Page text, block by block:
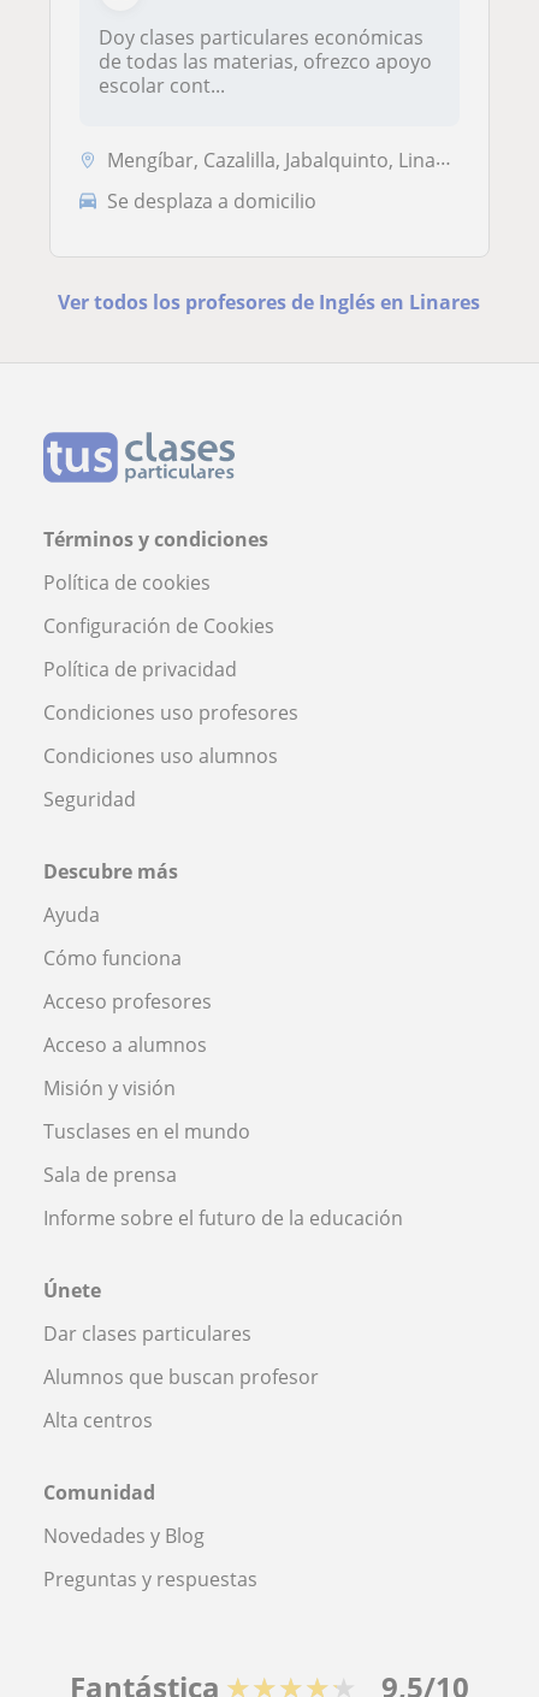
Doy clases particulares económicas
de todas las materias, ofrezco apoyo
escolar cont...
Mengíbar, Cazalilla, Jabalquinto, Linares, Jaén Capital
Se desplaza a domicilio
Ver todos los profesores de Inglés en Linares
Términos y condiciones
Política de cookies
Configuración de Cookies
Política de privacidad
Condiciones uso profesores
Condiciones uso alumnos
Seguridad
Descubre más
Ayuda
Cómo funciona
Acceso profesores
Acceso a alumnos
Misión y visión
Tusclases en el mundo
Sala de prensa
Informe sobre el futuro de la educación
Únete
Dar clases particulares
Alumnos que buscan profesor
Alta centros
Comunidad
Novedades y Blog
Preguntas y respuestas
Fantástica ★★★★★ 9,5/10